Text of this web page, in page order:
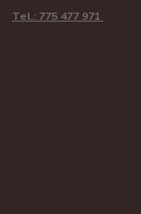
Tel.: 775 477 971